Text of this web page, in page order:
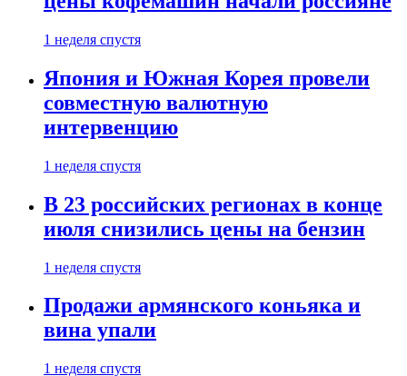
1 неделя спустя
Япония и Южная Корея провели
совместную валютную
интервенцию
1 неделя спустя
В 23 российских регионах в конце
июля снизились цены на бензин
1 неделя спустя
Продажи армянского коньяка и
вина упали
1 неделя спустя